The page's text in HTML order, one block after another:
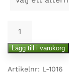
värmeljus
Lägg till i varukorg
Artikelnr: L-1016